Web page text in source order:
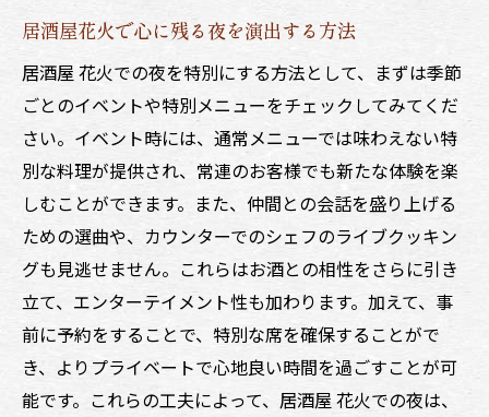
居酒屋花火で心に残る夜を演出する方法
居酒屋 花火での夜を特別にする方法として、まずは季節
ごとのイベントや特別メニューをチェックしてみてくだ
さい。イベント時には、通常メニューでは味わえない特
別な料理が提供され、常連のお客様でも新たな体験を楽
しむことができます。また、仲間との会話を盛り上げる
ための選曲や、カウンターでのシェフのライブクッキン
グも見逃せません。これらはお酒との相性をさらに引き
立て、エンターテイメント性も加わります。加えて、事
前に予約をすることで、特別な席を確保することがで
き、よりプライベートで心地良い時間を過ごすことが可
能です。これらの工夫によって、居酒屋 花火での夜は、